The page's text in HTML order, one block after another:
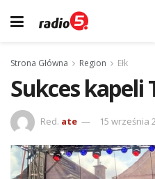
Strona Główna Region Ełk
Sukces kapeli
Red. ate 15 września